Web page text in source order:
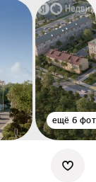
ещё 6